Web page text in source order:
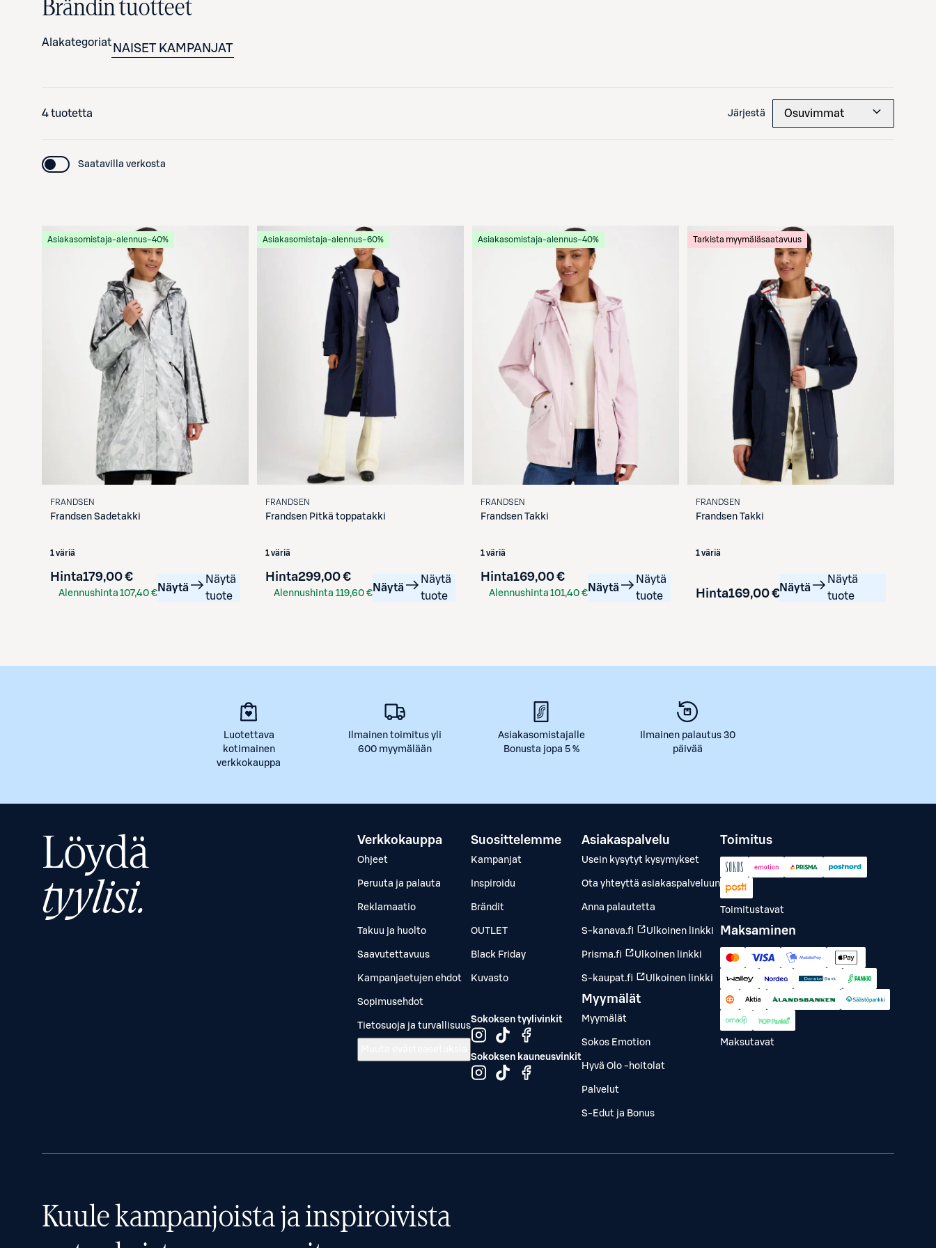
Brändin tuotteet
Alakategoriat NAISET KAMPANJAT
4 tuotetta Järjestä Osuvimmat
Saatavilla verkosta
Asiakasomistaja-alennus−40%
FRANDSEN
Frandsen Sadetakki
1 väriä
Hinta179,00 €
Alennushinta 107,40 € Näytä
Näytä
tuote
Asiakasomistaja-alennus−60%
FRANDSEN
Frandsen Pitkä toppatakki
1 väriä
Hinta299,00 €
Alennushinta 119,60 € Näytä
Näytä
tuote
Asiakasomistaja-alennus−40%
FRANDSEN
Frandsen Takki
1 väriä
Hinta169,00 €
Alennushinta 101,40 € Näytä
Näytä
tuote
Tarkista myymäläsaatavuus
FRANDSEN
Frandsen Takki
1 väriä
Hinta169,00 €Näytä
Näytä
tuote
Luotettava
kotimainen
verkkokauppa
Ilmainen toimitus yli
600 myymälään
Asiakasomistajalle
Bonusta jopa 5 %
Ilmainen palautus 30
päivää
Löydä
tyylisi.
Verkkokauppa
Ohjeet
Peruuta ja palauta
Reklamaatio
Takuu ja huolto
Saavutettavuus
Kampanjaetujen ehdot
Sopimusehdot
Tietosuoja ja turvallisuus
Suosittelemme
Kampanjat
Inspiroidu
Brändit
OUTLET
Black Friday
Kuvasto
Sokoksen tyylivinkit
Sokoksen kauneusvinkit
Asiakaspalvelu
Usein kysytyt kysymykset
Ota yhteyttä asiakaspalveluun
Anna palautetta
S-kanava.fi Ulkoinen linkki
Prisma.fi Ulkoinen linkki
S-kaupat.fi Ulkoinen linkki
Myymälät
Myymälät
Sokos Emotion
Hyvä Olo -hoitolat
Palvelut
S-Edut ja Bonus
Toimitus
Toimitustavat
Maksaminen
Maksutavat
Kuule kampanjoista ja inspiroivista